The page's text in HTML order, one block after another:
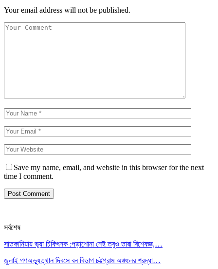
Your email address will not be published.
Save my name, email, and website in this browser for the next
time I comment.
সর্বশেষ
সাতকানিয়ায় ভূয়া চিকিৎসক :পড়াশোনা নেই তবুও তারা বিশেষজ্ঞ,…
জুলাই গণঅভ্যুত্থান দিবসে বন বিভাগ চট্টগ্রাম অঞ্চলের শ্রদ্ধা…